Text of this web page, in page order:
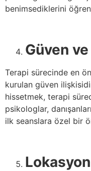
benimsediklerini
Güven
Terapi sürecinde en
kurulan güven
hissetmek, terapi
psikologlar,
ilk seanslara özel bir